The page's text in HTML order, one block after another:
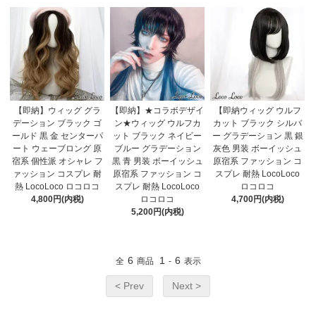
【即納】ウィッグ グラ
デーション ブラック ゴ
ールド 黒 金 センターパ
ート ウェーブロング 原
宿系 個性派 オシャレ フ
ァッション コスプレ 耐
熱 LocoLoco ロコロコ
4,800円(内税)
【即納】★コラボデザイ
ン★ウィッグ ウルフカ
ット ブラック ネイビー
ブルー グラデーション
黒 青 男装 ボーイッシュ
原宿系 ファッション コ
スプレ 耐熱 LocoLoco
ロコロコ
5,200円(内税)
【即納ウィッグ ウルフ
カット ブラック シルバ
ー グラデーション 黒 銀
灰色 男装 ボーイッシュ
原宿系 ファッション コ
スプレ 耐熱 LocoLoco
ロコロコ
4,700円(内税)
全 6 商品 1 - 6 表示
< Prev Next >